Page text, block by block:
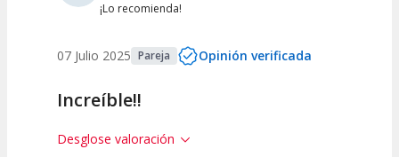
¡Lo recomienda!
07 Julio 2025 Pareja Opinión verificada
Increíble!!
Desglose valoración